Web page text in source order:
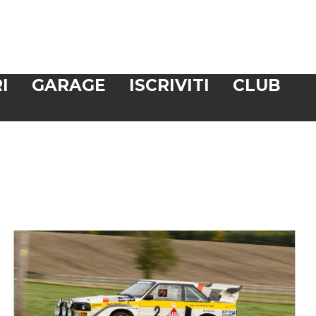
GARAGE ISCRIVITI CLUB